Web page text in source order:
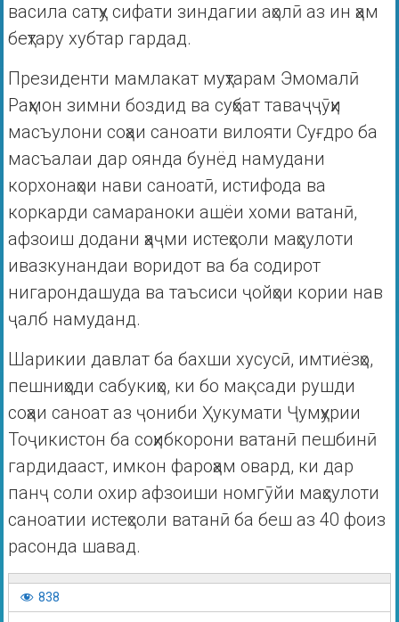
васила сатҳу сифати зиндагии аҳолӣ аз ин ҳам
беҳтару хубтар гардад.
Президенти мамлакат муҳтарам Эмомалӣ
Раҳмон зимни боздид ва суҳбат таваҷҷӯҳи
масъулони соҳаи саноати вилояти Суғдро ба
масъалаи дар оянда бунёд намудани
корхонаҳои нави саноатӣ, истифода ва
коркарди самараноки ашёи хоми ватанӣ,
афзоиш додани ҳаҷми истеҳсоли маҳсулоти
ивазкунандаи воридот ва ба содирот
нигарондашуда ва таъсиси ҷойҳои кории нав
ҷалб намуданд.
Шарикии давлат ба бахши хусусӣ, имтиёзҳо,
пешниҳоди сабукиҳо, ки бо мақсади рушди
соҳаи саноат аз ҷониби Ҳукумати Ҷумҳурии
Тоҷикистон ба соҳибкорони ватанӣ пешбинӣ
гардидааст, имкон фароҳам овард, ки дар
панҷ соли охир афзоиши номгӯйи маҳсулоти
саноатии истеҳсоли ватанӣ ба беш аз 40 фоиз
расонда шавад.
838